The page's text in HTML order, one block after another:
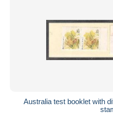
Australia test booklet with